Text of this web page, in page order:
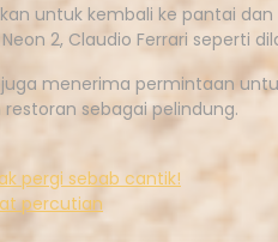
untuk kembali ke pantai
2, Claudio Ferrari seperti
menerima permintaan
sebagai pelindung.
pergi sebab cantik!
percutian